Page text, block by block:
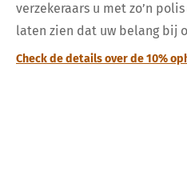
verzekeraars u met zo’n
laten zien dat uw belang bij
Check de details over de 10%